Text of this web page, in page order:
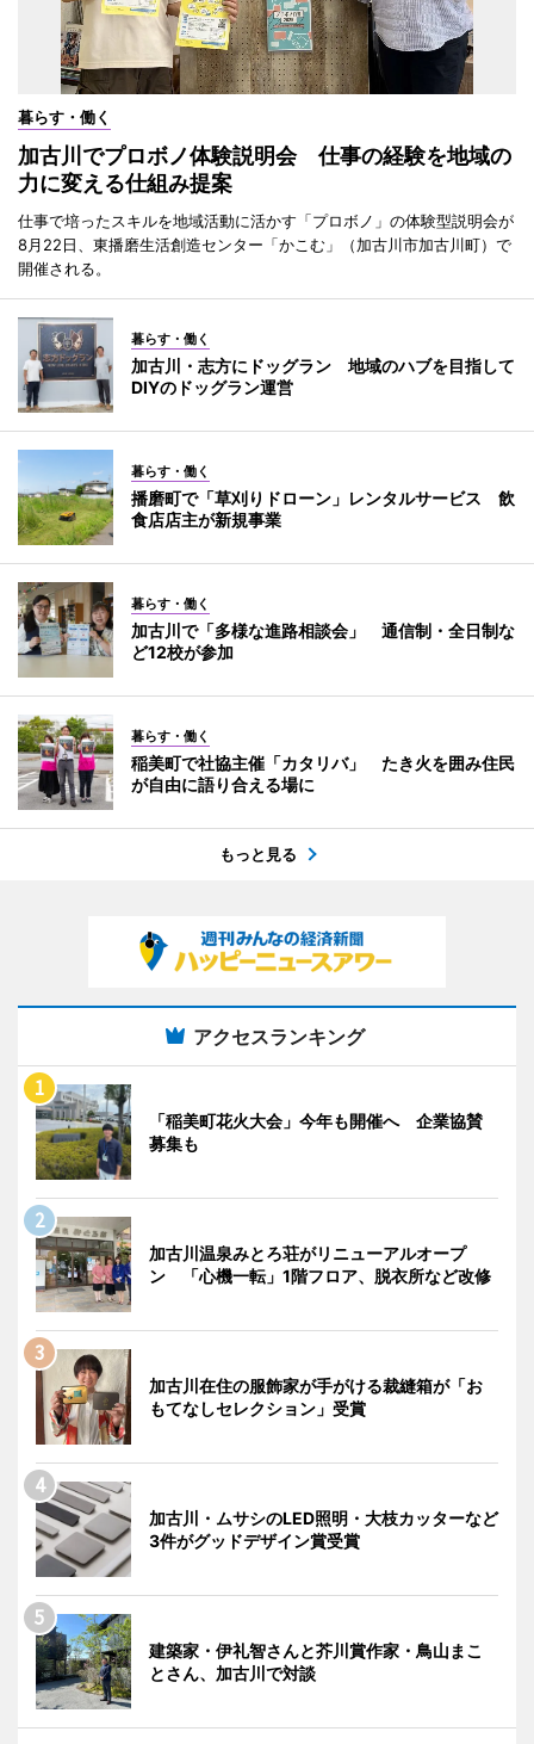
暮らす・働く
加古川でプロボノ体験説明会 仕事の経験を地域の
力に変える仕組み提案
仕事で培ったスキルを地域活動に活かす「プロボノ」の体験型説明会が
8月22日、東播磨生活創造センター「かこむ」（加古川市加古川町）で
開催される。
暮らす・働く
加古川・志方にドッグラン 地域のハブを目指して
DIYのドッグラン運営
暮らす・働く
播磨町で「草刈りドローン」レンタルサービス 飲
食店店主が新規事業
暮らす・働く
加古川で「多様な進路相談会」 通信制・全日制な
ど12校が参加
暮らす・働く
稲美町で社協主催「カタリバ」 たき火を囲み住民
が自由に語り合える場に
もっと見る
アクセスランキング
「稲美町花火大会」今年も開催へ 企業協賛
募集も
加古川温泉みとろ荘がリニューアルオープ
ン 「心機一転」1階フロア、脱衣所など改修
加古川在住の服飾家が手がける裁縫箱が「お
もてなしセレクション」受賞
加古川・ムサシのLED照明・大枝カッターなど
3件がグッドデザイン賞受賞
建築家・伊礼智さんと芥川賞作家・鳥山まこ
とさん、加古川で対談